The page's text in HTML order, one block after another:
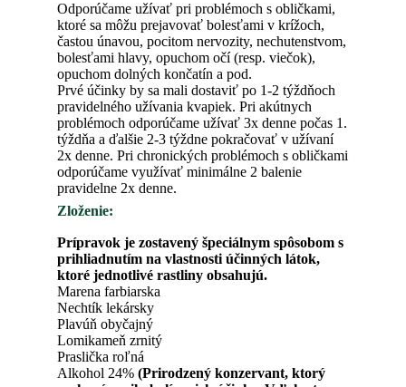
Odporúčame užívať pri problémoch s obličkami,
ktoré sa môžu prejavovať bolesťami v krížoch,
častou únavou, pocitom nervozity, nechutenstvom,
bolesťami hlavy, opuchom očí (resp. viečok),
opuchom dolných končatín a pod.
Prvé účinky by sa mali dostaviť po 1-2 týždňoch
pravidelného užívania kvapiek. Pri akútnych
problémoch odporúčame užívať 3x denne počas 1.
týždňa a ďalšie 2-3 týždne pokračovať v užívaní
2x denne. Pri chronických problémoch s obličkami
odporúčame využívať minimálne 2 balenie
pravidelne 2x denne.
Zloženie:
Prípravok je zostavený špeciálnym spôsobom s
prihliadnutím na vlastnosti účinných látok,
ktoré jednotlivé rastliny obsahujú.
Marena farbiarska
Nechtík lekársky
Plavúň obyčajný
Lomikameň zrnitý
Praslička roľná
Alkohol 24% (Prirodzený konzervant, ktorý